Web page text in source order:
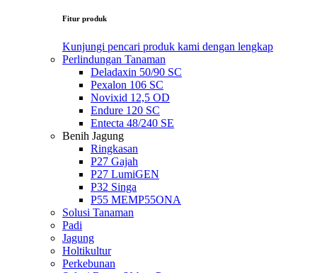
Fitur produk
Kunjungi pencari produk kami dengan lengkap
Perlindungan Tanaman
Deladaxin 50/90 SC
Pexalon 106 SC
Novixid 12,5 OD
Endure 120 SC
Entecta 48/240 SE
Benih Jagung
Ringkasan
P27 Gajah
P27 LumiGEN
P32 Singa
P55 MEMP55ONA
Solusi Tanaman
Padi
Jagung
Holtikultur
Perkebunan